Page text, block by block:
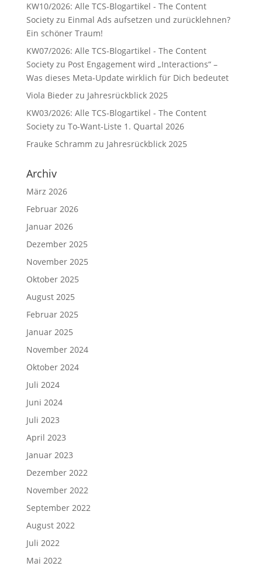
KW10/2026: Alle TCS-Blogartikel - The Content
Societyzu Einmal Ads aufsetzen und zurücklehnen?
Ein schöner Traum!
KW07/2026: Alle TCS-Blogartikel - The Content
Societyzu Post Engagement wird „Interactions“ –
Was dieses Meta-Update wirklich für Dich bedeutet
Viola Biederzu Jahresrückblick 2025
KW03/2026: Alle TCS-Blogartikel - The Content
Societyzu To-Want-Liste 1. Quartal 2026
Frauke Schramm zu Jahresrückblick 2025
Archiv
März 2026
Februar 2026
Januar 2026
Dezember 2025
November 2025
Oktober 2025
August 2025
Februar 2025
Januar 2025
November 2024
Oktober 2024
Juli 2024
Juni 2024
Juli 2023
April 2023
Januar 2023
Dezember 2022
November 2022
September 2022
August 2022
Juli 2022
Mai 2022